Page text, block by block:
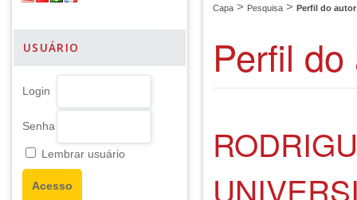
USUÁRIO
Login
Senha
Lembrar usuário
Capa > Pesquisa > Perfil do autor
Perfil